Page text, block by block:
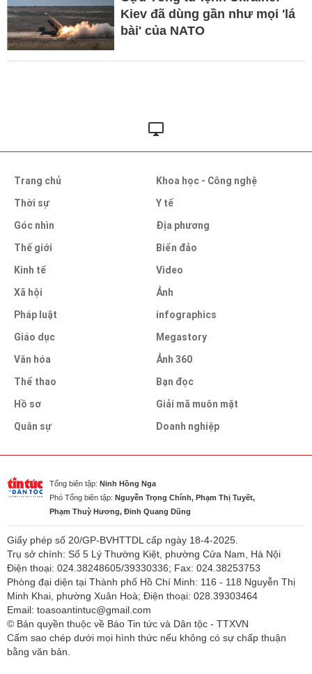
Kiev đã dùng gần như mọi 'lá
bài' của NATO
Trang chủ
Thời sự
Góc nhìn
Thế giới
Kinh tế
Xã hội
Pháp luật
Giáo dục
Văn hóa
Thể thao
Hồ sơ
Quân sự
Khoa học - Công nghệ
Y tế
Địa phương
Biển đảo
Video
Ảnh
infographics
Megastory
Ảnh 360
Bạn đọc
Giải mã muôn mặt
Doanh nghiệp
Tổng biên tập: Ninh Hồng Nga
Phó Tổng biên tập: Nguyễn Trọng Chính, Phạm Thị Tuyết,
Phạm Thuỳ Hương, Đinh Quang Dũng
Giấy phép số 20/GP-BVHTTDL cấp ngày 18-4-2025.
Trụ sở chính: Số 5 Lý Thường Kiệt, phường Cửa Nam, Hà Nội
Điện thoại: 024.38248605/39330336; Fax: 024.38253753
Phòng đại diện tại Thành phố Hồ Chí Minh: 116 - 118 Nguyễn Thị
Minh Khai, phường Xuân Hoà; Điện thoại: 028.39303464
Email: toasoantintuc@gmail.com
© Bản quyền thuộc về Báo Tin tức và Dân tộc - TTXVN
Cấm sao chép dưới mọi hình thức nếu không có sự chấp thuận
bằng văn bản.